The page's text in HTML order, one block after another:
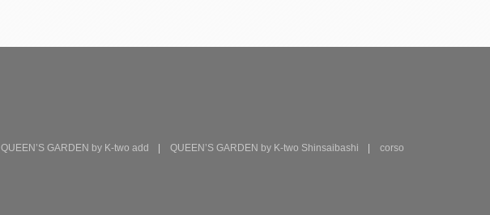
QUEEN’S GARDEN by K-two add QUEEN’S GARDEN by K-two Shinsaibashi
corso